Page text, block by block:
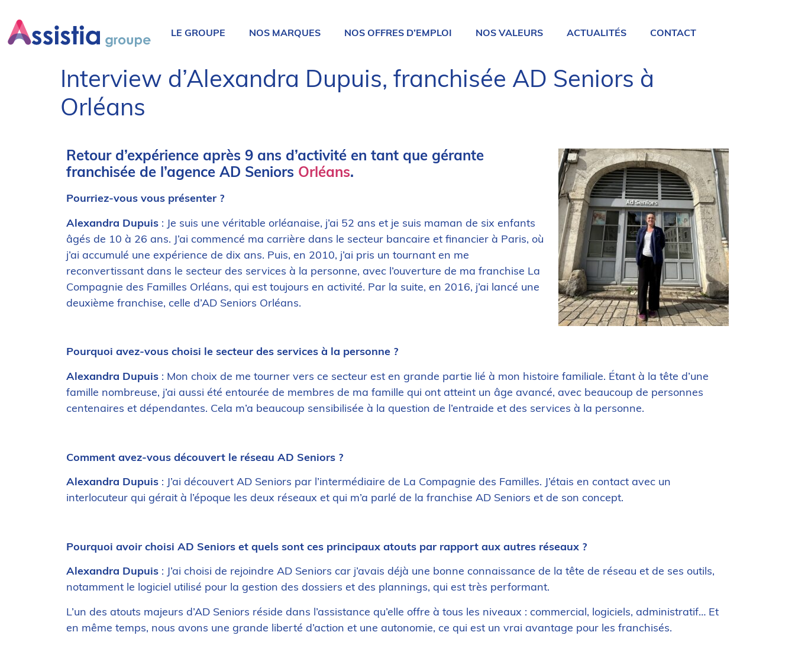
LE GROUPE NOS MARQUES NOS OFFRES D’EMPLOI NOS VALEURS ACTUALITÉS CONTACT
Interview d’Alexandra Dupuis, franchisée AD Seniors à
Orléans
Retour d’expérience après 9 ans d’activité en tant que gérante
franchisée de l’agence AD Seniors Orléans.
Pourriez-vous vous présenter ?
Alexandra Dupuis : Je suis une véritable orléanaise, j’ai 52 ans et je suis maman de six enfants
âgés de 10 à 26 ans. J’ai commencé ma carrière dans le secteur bancaire et financier à Paris, où
j’ai accumulé une expérience de dix ans. Puis, en 2010, j’ai pris un tournant en me
reconvertissant dans le secteur des services à la personne, avec l’ouverture de ma franchise La
Compagnie des Familles Orléans, qui est toujours en activité. Par la suite, en 2016, j’ai lancé une
deuxième franchise, celle d’AD Seniors Orléans.
Pourquoi avez-vous choisi le secteur des services à la personne ?
Alexandra Dupuis : Mon choix de me tourner vers ce secteur est en grande partie lié à mon histoire familiale. Étant à la tête d’une
famille nombreuse, j’ai aussi été entourée de membres de ma famille qui ont atteint un âge avancé, avec beaucoup de personnes
centenaires et dépendantes. Cela m’a beaucoup sensibilisée à la question de l’entraide et des services à la personne.
Comment avez-vous découvert le réseau AD Seniors ?
Alexandra Dupuis : J’ai découvert AD Seniors par l’intermédiaire de La Compagnie des Familles. J’étais en contact avec un
interlocuteur qui gérait à l’époque les deux réseaux et qui m’a parlé de la franchise AD Seniors et de son concept.
Pourquoi avoir choisi AD Seniors et quels sont ces principaux atouts par rapport aux autres réseaux ?
Alexandra Dupuis : J’ai choisi de rejoindre AD Seniors car j’avais déjà une bonne connaissance de la tête de réseau et de ses outils,
notamment le logiciel utilisé pour la gestion des dossiers et des plannings, qui est très performant.
L’un des atouts majeurs d’AD Seniors réside dans l’assistance qu’elle offre à tous les niveaux : commercial, logiciels, administratif… Et
en même temps, nous avons une grande liberté d’action et une autonomie, ce qui est un vrai avantage pour les franchisés.